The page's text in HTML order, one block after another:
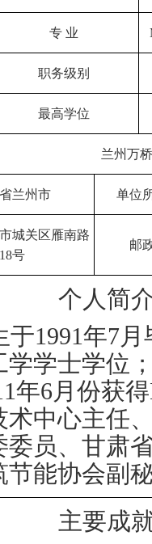
专 业
职务级别
最高学位
兰州万
兰州市 单位
城关区雁南路
18号
邮
个人简
于1991年7
学学士学位
年6 月份获得
中心主任
员、甘肃
能协会副
主要成